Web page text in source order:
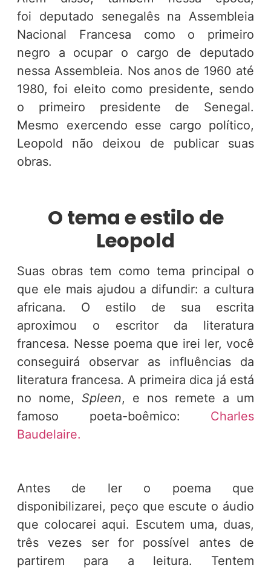
foi deputado senegalês na Assembleia
Nacional Francesa como o primeiro
negro a ocupar o cargo de deputado
nessa Assembleia. Nos anos de 1960 até
1980, foi eleito como presidente, sendo
o primeiro presidente de Senegal.
Mesmo exercendo esse cargo político,
Leopold não deixou de publicar suas
obras.
O tema e estilo de
Leopold
Suas obras tem como tema principal o
que ele mais ajudou a difundir: a cultura
africana. O estilo de sua escrita
aproximou o escritor da literatura
francesa. Nesse poema que irei ler, você
conseguirá observar as influências da
literatura francesa. A primeira dica já está
no nome, Spleen, e nos remete a um
famoso poeta-boêmico: Charles
Baudelaire.
Antes de ler o poema que
disponibilizarei, peço que escute o áudio
que colocarei aqui. Escutem uma, duas,
três vezes ser for possível antes de
partirem para a leitura. Tentem